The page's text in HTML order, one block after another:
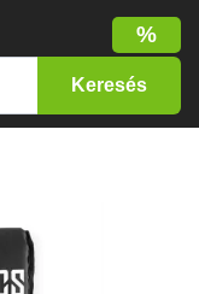
%